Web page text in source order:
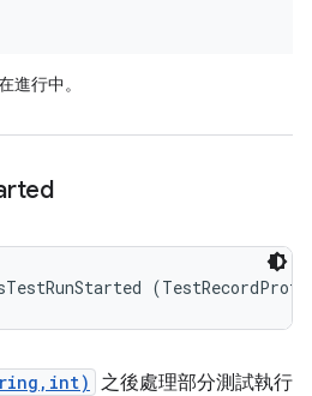
進行中。
之後處理部分測試執行